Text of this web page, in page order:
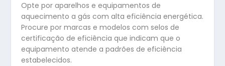
Opte por aparelhos e equipamentos de
aquecimento a gás com alta eficiência energética.
Procure por marcas e modelos com selos de
certificação de eficiência que indicam que o
equipamento atende a padrões de eficiência
estabelecidos.